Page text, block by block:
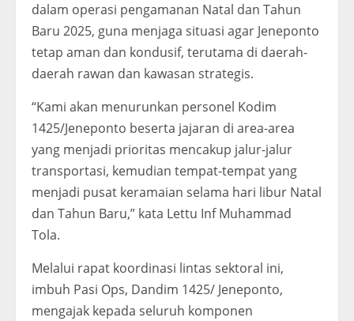
dalam operasi pengamanan Natal dan Tahun
Baru 2025, guna menjaga situasi agar Jeneponto
tetap aman dan kondusif, terutama di daerah-
daerah rawan dan kawasan strategis.
“Kami akan menurunkan personel Kodim
1425/Jeneponto beserta jajaran di area-area
yang menjadi prioritas mencakup jalur-jalur
transportasi, kemudian tempat-tempat yang
menjadi pusat keramaian selama hari libur Natal
dan Tahun Baru,” kata Lettu Inf Muhammad
Tola.
Melalui rapat koordinasi lintas sektoral ini,
imbuh Pasi Ops, Dandim 1425/ Jeneponto,
mengajak kepada seluruh komponen